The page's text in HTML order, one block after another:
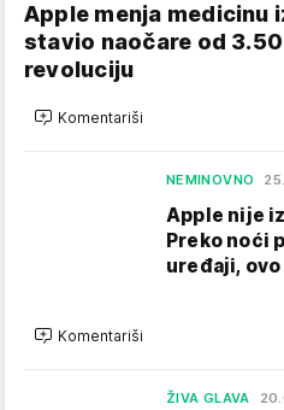
Apple menja medicinu
stavio naočare od
revoluciju
Komentariši
NEMINOVNO
Apple nije
Preko noći
uređaji,
Komentariši
ŽIVA GLAVA